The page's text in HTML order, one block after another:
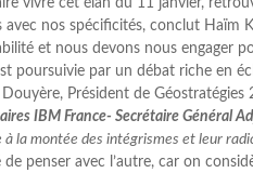
vivre cet élan du 11 janvier,
avec nos spécificités, conclut Haïm
et nous devons nous engager
poursuivie par un débat riche en
Douyère, Président de
IBM France- Secrétaire Général
à la montée des intégrismes et leur
de penser avec l’autre, car on